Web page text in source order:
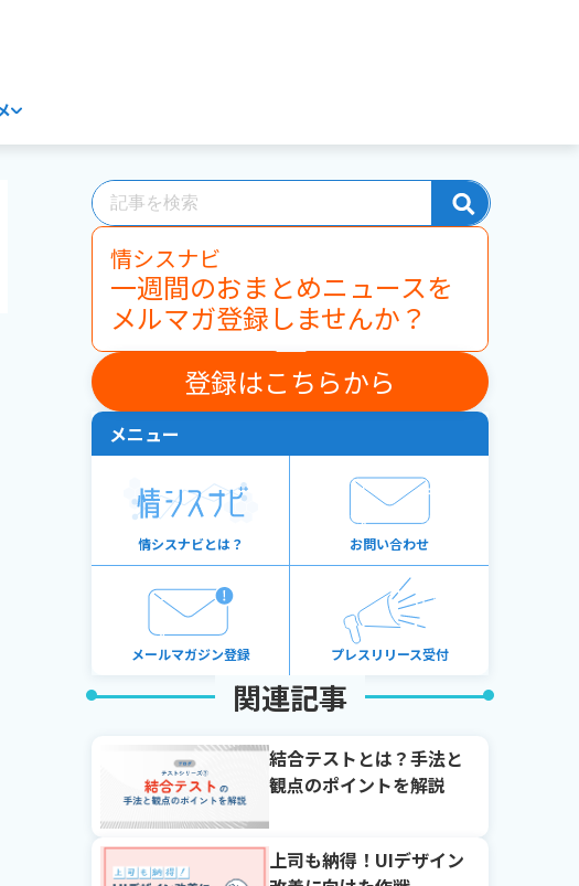
情シスナビ
一週間のおまとめニュースを
メルマガ登録しませんか？
登録はこちらから
メニュー
情シスナビとは？ お問い合わせ
メールマガジン登録 プレスリリース受付
関連記事
結合テストとは？手法と
観点のポイントを解説
上司も納得！UIデザイン